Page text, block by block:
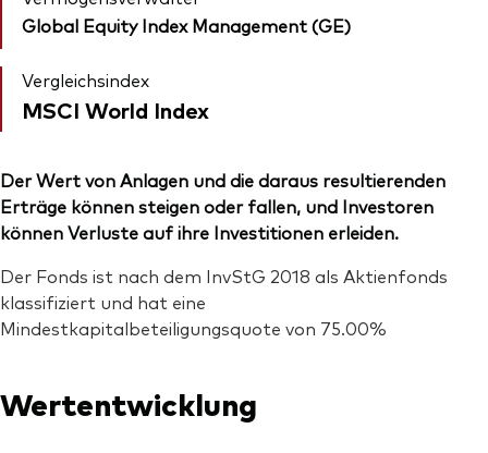
Global Equity Index Management (GE)
Vergleichsindex
MSCI World Index
Der Wert von Anlagen und die daraus resultierenden
Erträge können steigen oder fallen, und Investoren
können Verluste auf ihre Investitionen erleiden.
Der Fonds ist nach dem InvStG 2018 als Aktienfonds
klassifiziert und hat eine
Mindestkapitalbeteiligungsquote von 75.00%
Wertentwicklung